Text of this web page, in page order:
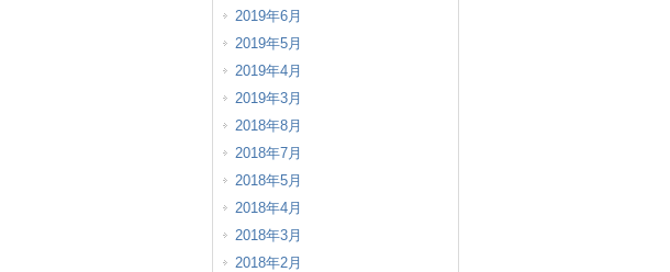
2019年6月
2019年5月
2019年4月
2019年3月
2018年8月
2018年7月
2018年5月
2018年4月
2018年3月
2018年2月